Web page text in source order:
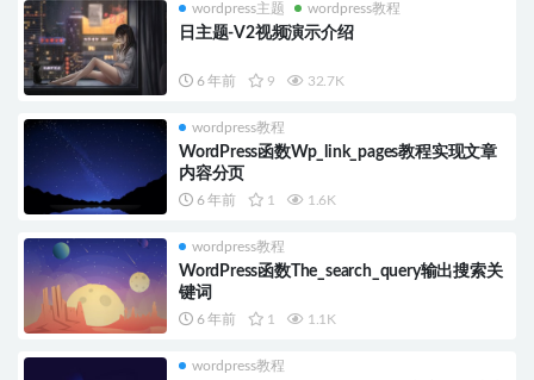
wordpress主题 wordpress教程
日主题-V2视频演示介绍
6 年前 9 32.7K
wordpress教程
WordPress函数Wp_link_pages教程实现文章
内容分页
6 年前 1 1.6K
wordpress教程
WordPress函数The_search_query输出搜索关
键词
6 年前 1 1.1K
wordpress教程